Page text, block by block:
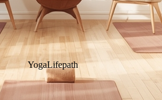
YogaLifepath